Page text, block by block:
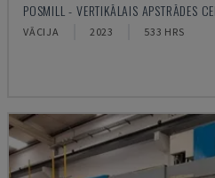
POSMILL - VERTIKĀLAIS APSTRĀDES
VĀCIJA 2023 533 HRS